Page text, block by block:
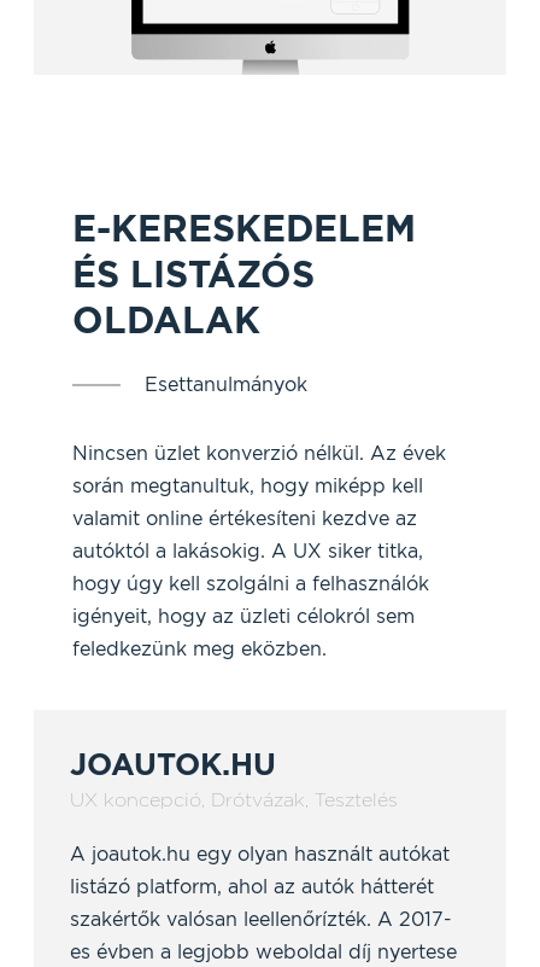
E-KERESKEDELEM
ÉS LISTÁZÓS
OLDALAK
Esettanulmányok
Nincsen üzlet konverzió nélkül. Az évek
során megtanultuk, hogy miképp kell
valamit online értékesíteni kezdve az
autóktól a lakásokig. A UX siker titka,
hogy úgy kell szolgálni a felhasználók
igényeit, hogy az üzleti célokról sem
feledkezünk meg eközben.
JOAUTOK.HU
UX koncepció, Drótvázak, Tesztelés
A joautok.hu egy olyan használt autókat
listázó platform, ahol az autók hátterét
szakértők valósan leellenőrízték. A 2017-
es évben a legjobb weboldal díj nyertese